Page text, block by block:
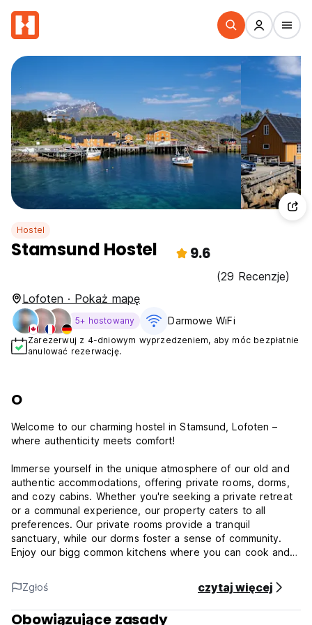
Hostel
Stamsund Hostel 9.6
(29 Recenzje)
Lofoten · Pokaż mapę
5+ hostowany Darmowe WiFi
Zarezerwuj z 4-dniowym wyprzedzeniem, aby móc bezpłatnie
anulować rezerwację.
O
Welcome to our charming hostel in Stamsund, Lofoten –
where authenticity meets comfort!
Immerse yourself in the unique atmosphere of our old and
authentic accommodations, offering private rooms, dorms,
and cozy cabins. Whether you're seeking a private retreat
or a communal experience, our property caters to all
preferences. Our private rooms provide a tranquil
sanctuary, while our dorms foster a sense of community.
Enjoy our bigg common kitchens where you can cook and
We are located right by the water and offer all our guests
free activites such as rowing boats, fishing gear, SUP-
boards and bicycles. Other than than you can enjoy are
Zgłoś czytaj więcej
Obowiązujące zasady